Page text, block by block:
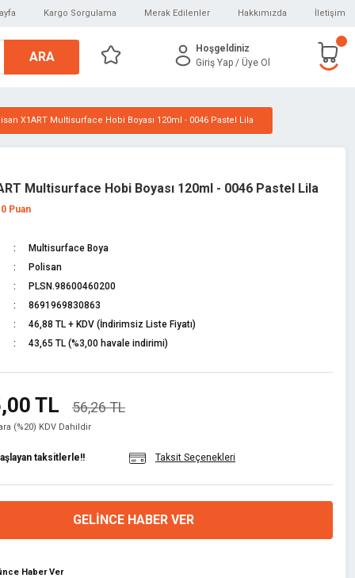
Kargo Sorgulama Merak Edilenler Hakkımızda İletişim
ARA
Hoşgeldiniz
Giriş Yap / Üye Ol
X1ART Multisurface Hobi Boyası 120ml - 0046 Pastel Lila
Multisurface Hobi Boyası 120ml - 0046 Pastel Lila
Puan
Multisurface Boya
Polisan
PLSN.98600460200
8691969830863
46,88 TL + KDV (İndirimsiz Liste Fiyatı)
43,65 TL (%3,00 havale indirimi)
TL 56,26 TL
(%20) KDV Dahildir
taksitlerle!! Taksit Seçenekleri
GELINCE HABER VER
Haber Ver